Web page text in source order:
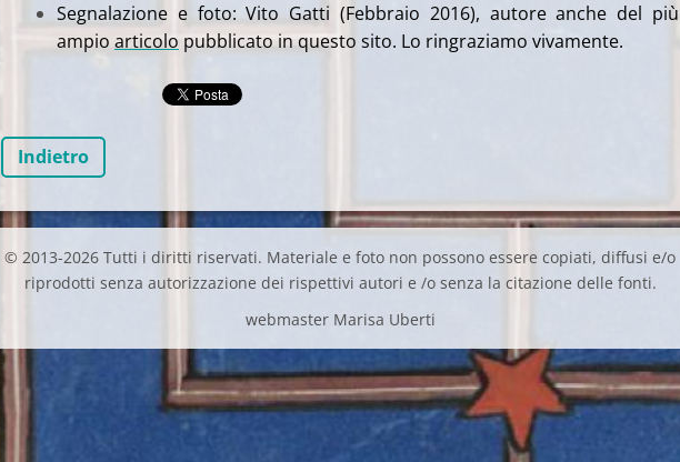
Segnalazione e foto: Vito Gatti (Febbraio 2016), autore anche del più
ampio articolo pubblicato in questo sito. Lo ringraziamo vivamente.
Indietro
© 2013-2026 Tutti i diritti riservati. Materiale e foto non possono essere copiati, diffusi e/o
riprodotti senza autorizzazione dei rispettivi autori e /o senza la citazione delle fonti.
webmaster Marisa Uberti